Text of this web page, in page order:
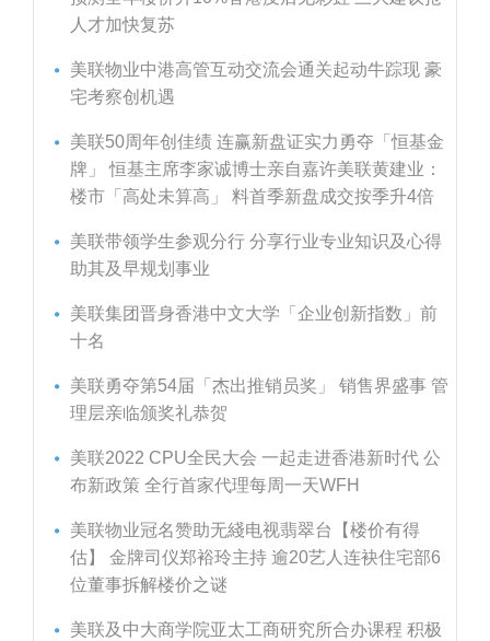
人才加快复苏
美联物业中港高管互动交流会通关起动牛踪现 豪
宅考察创机遇
美联50周年创佳绩 连赢新盘证实力勇夺「恒基金
牌」 恒基主席李家诚博士亲自嘉许美联黄建业：
楼市「高处未算高」 料首季新盘成交按季升4倍
美联带领学生参观分行 分享行业专业知识及心得
助其及早规划事业
美联集团晋身香港中文大学「企业创新指数」前
十名
美联勇夺第54届「杰出推销员奖」 销售界盛事 管
理层亲临颁奖礼恭贺
美联2022 CPU全民大会 一起走进香港新时代 公
布新政策 全行首家代理每周一天WFH
美联物业冠名赞助无綫电视翡翠台【楼价有得
估】 金牌司仪郑裕玲主持 逾20艺人连袂住宅部6
位董事拆解楼价之谜
美联及中大商学院亚太工商研究所合办课程 积极